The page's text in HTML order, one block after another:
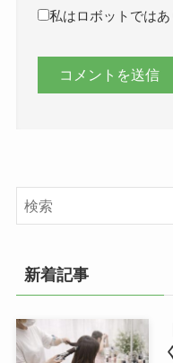
私はロボットではあ
新着記事